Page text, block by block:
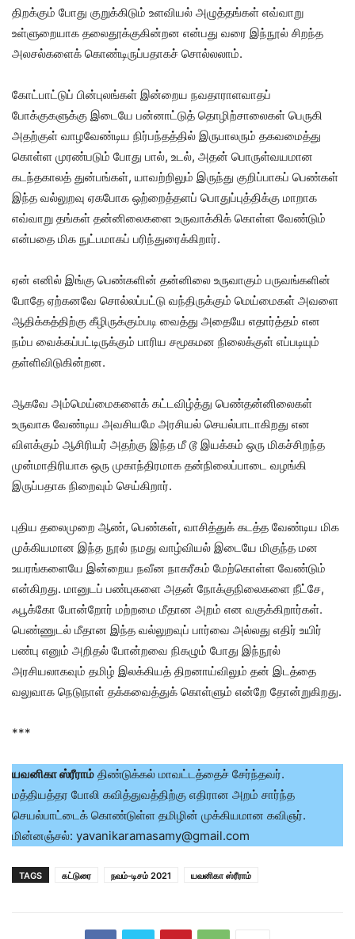
திறக்கும் போது குறுக்கிடும் உளவியல் அழுத்தங்கள் எவ்வாறு
உள்ளுறையாக தலைதூக்குகின்றன என்பது வரை இந்நூல் சிறந்த
அலசல்களைக் கொண்டிருப்பதாகச் சொல்லலாம்.
கோட்பாட்டுப் பின்புலங்கள் இன்றைய நவதாராளவாதப்
போக்குகளுக்கு இடையே பன்னாட்டுத் தொழிற்சாலைகள் பெருகி
அதற்குள் வாழவேண்டிய நிர்பந்தத்தில் இருபாலரும் தகவமைத்து
கொள்ள முரண்படும் போது பால், உடல், அதன் பொருள்வயமான
கடந்தகாலத் துன்பங்கள், யாவற்றிலும் இருந்து குறிப்பாகப் பெண்கள்
இந்த வல்லுறவு ஏகபோக ஒற்றைத்தளப் பொதுப்புத்திக்கு மாறாக
எவ்வாறு தங்கள் தன்னிலைகளை உருவாக்கிக் கொள்ள வேண்டும்
என்பதை மிக நுட்பமாகப் பரிந்துரைக்கிறார்.
ஏன் எனில் இங்கு பெண்களின் தன்னிலை உருவாகும் பருவங்களின்
போதே ஏற்கனவே சொல்லப்பட்டு வந்திருக்கும் மெய்மைகள் அவளை
ஆதிக்கத்திற்கு கீழிருக்கும்படி வைத்து அதையே எதார்த்தம் என
நம்ப வைக்கப்பட்டிருக்கும் பாரிய சமூகமன நிலைக்குள் எப்படியும்
தள்ளிவிடுகின்றன.
ஆகவே அம்மெய்மைகளைக் கட்டவிழ்த்து பெண்தன்னிலைகள்
உருவாக வேண்டிய அவசியமே அரசியல் செயல்பாடாகிறது என
விளக்கும் ஆசிரியர் அதற்கு இந்த மீ டூ இயக்கம் ஒரு மிகச்சிறந்த
முன்மாதிரியாக ஒரு முகாந்திரமாக தன்நிலைப்பாடை வழங்கி
இருப்பதாக நிறைவும் செய்கிறார்.
புதிய தலைமுறை ஆண், பெண்கள், வாசித்துக் கடத்த வேண்டிய மிக
முக்கியமான இந்த நூல் நமது வாழ்வியல் இடையே மிகுந்த மன
உயரங்களையே இன்றைய நவீன நாகரீகம் மேற்கொள்ள வேண்டும்
என்கிறது. மானுடப் பண்புகளை அதன் நோக்குநிலைகளை நீட்சே,
ஃபூக்கோ போன்றோர் மற்றமை மீதான அறம் என வகுக்கிறார்கள்.
பெண்ணுடல் மீதான இந்த வல்லுறவுப் பார்வை அல்லது எதிர் உயிர்
பண்பு எனும் அறிதல் போன்றவை நிகழும் போது இந்நூல்
அரசியலாகவும் தமிழ் இலக்கியத் திறனாய்விலும் தன் இடத்தை
வலுவாக நெடுநாள் தக்கவைத்துக் கொள்ளும் என்றே தோன்றுகிறது.
***
யவனிகா ஸ்ரீராம் திண்டுக்கல் மாவட்டத்தைச் சேர்ந்தவர்.
மத்தியத்தர போலி கவித்துவத்திற்கு எதிரான அறம் சார்ந்த
செயல்பாட்டைக் கொண்டுள்ள தமிழின் முக்கியமான கவிஞர்.
மின்னஞ்சல்: yavanikaramasamy@gmail.com
TAGS கட்டுரை நவம்-டிசம் 2021 யவனிகா ஸ்ரீராம்